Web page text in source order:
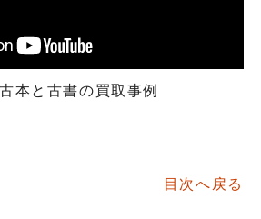
本と古書の買取事例
目次へ戻る